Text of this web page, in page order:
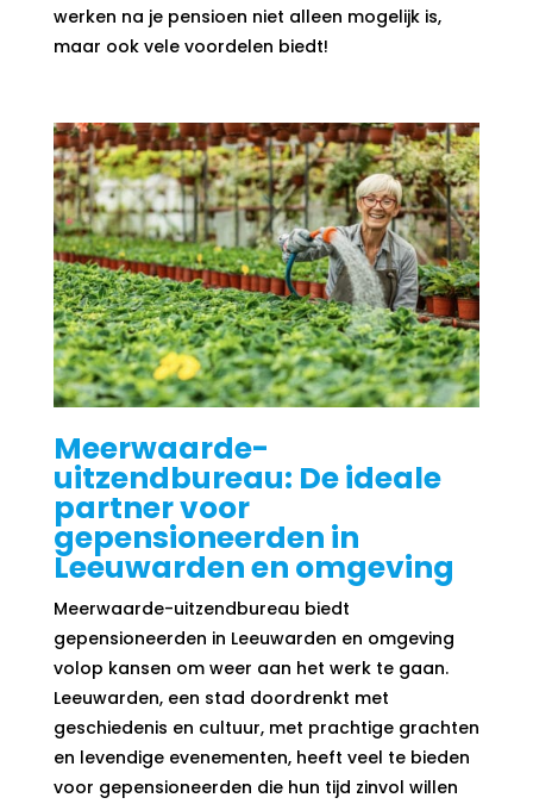
werken na je pensioen niet alleen mogelijk is,
maar ook vele voordelen biedt!
Meerwaarde-
uitzendbureau: Deideale
partner voor
gepensioneerden in
Leeuwarden en omgeving
Meerwaarde-uitzendbureau biedt
gepensioneerden in Leeuwarden en omgeving
volop kansen om weer aan het werk te gaan.
Leeuwarden, een stad doordrenkt met
geschiedenis en cultuur, met prachtige grachten
en levendige evenementen, heeft veel te bieden
voor gepensioneerden die hun tijd zinvol willen